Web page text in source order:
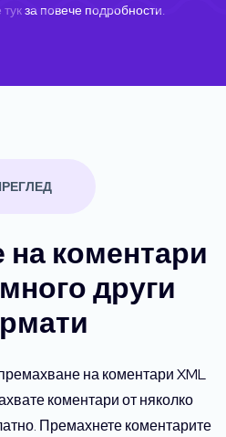
за повече подробности.
на коментари
други
на коментари XML
коментари от няколко
Премахнете коментарите